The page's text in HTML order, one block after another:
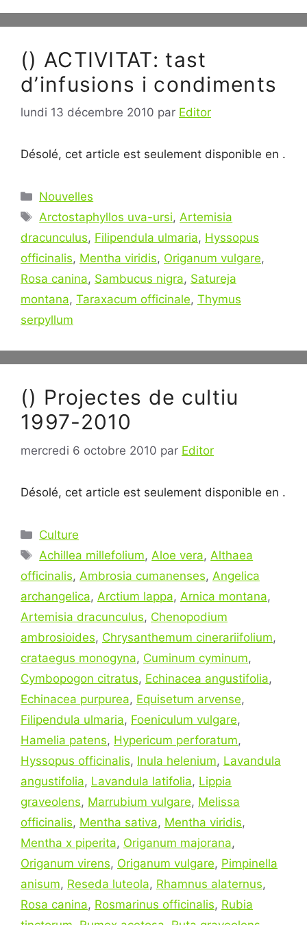
() ACTIVITAT: tast
d’infusions i condiments
lundi 13 décembre 2010 par Editor
Désolé, cet article est seulement disponible en .
Catégories
Nouvelles
Étiquettes
Arctostaphyllos uva-ursi,Artemisia
dracunculus, Filipendula ulmaria, Hyssopus
officinalis, Mentha viridis, Origanum vulgare,
Rosa canina, Sambucus nigra, Satureja
montana, Taraxacum officinale, Thymus
serpyllum
() Projectes de cultiu
1997-2010
mercredi 6 octobre 2010 par Editor
Désolé, cet article est seulement disponible en .
Catégories
Culture
Étiquettes
Achillea millefolium, Aloe vera, Althaea
officinalis, Ambrosia cumanenses, Angelica
archangelica, Arctium lappa, Arnica montana,
Artemisia dracunculus, Chenopodium
ambrosioides, Chrysanthemum cinerariifolium,
crataegus monogyna, Cuminum cyminum,
Cymbopogon citratus, Echinacea angustifolia,
Echinacea purpurea, Equisetum arvense,
Filipendula ulmaria, Foeniculum vulgare,
Hamelia patens, Hypericum perforatum,
Hyssopus officinalis, Inula helenium, Lavandula
angustifolia, Lavandula latifolia, Lippia
graveolens, Marrubium vulgare, Melissa
officinalis, Mentha sativa, Mentha viridis,
Mentha x piperita, Origanum majorana,
Origanum virens, Origanum vulgare, Pimpinella
anisum, Reseda luteola, Rhamnus alaternus,
Rosa canina, Rosmarinus officinalis, Rubia